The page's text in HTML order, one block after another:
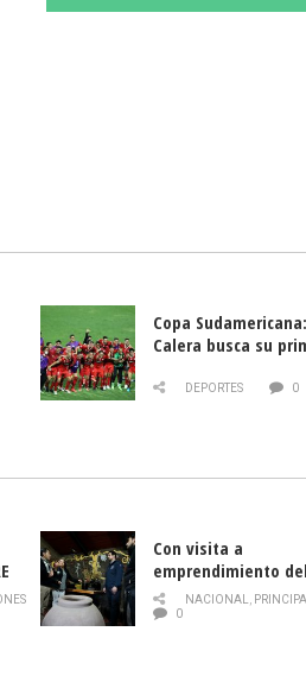
Copa
Calera busca su
DEPORTES 0
Con visita a
emprendimiento
y llamado al
historia campesina
NACIONAL,
0